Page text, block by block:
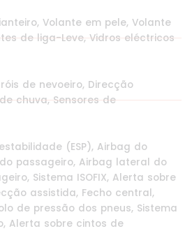
Volante em pele, Volante
de liga-Leve, Vidros eléctricos
de nevoeiro, Direcção
chuva, Sensores de
(ESP), Airbag do
passageiro, Airbag lateral do
Sistema ISOFIX, Alerta sobre
assistida, Fecho central,
de pressão dos pneus, Sistema
Alerta sobre cintos de